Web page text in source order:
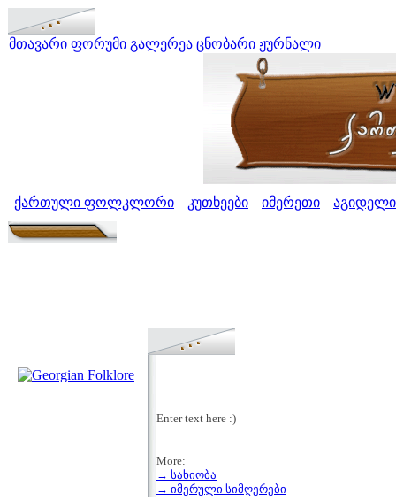
მთავარი ფორუმი გალერეა ცნობარი ჟურნალი
ქართული ფოლკლორი კუთხეები იმერეთი აგიდელი
Enter text here :)
More:
→ სახიობა
→ იმერული სიმღერები